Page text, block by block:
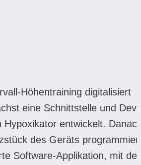
Höhentraining digitalisiert
eine Schnittstelle und
Hypoxikator entwickelt.
des Geräts
Software-Applikation, mit der